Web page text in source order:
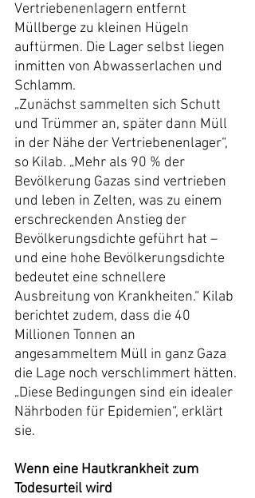
Vertriebenenlagern entfernt
Müllberge zu kleinen Hügeln
auftürmen. Die Lager selbst liegen
inmitten von Abwasserlachen und
Schlamm.
„Zunächst sammelten sich Schutt
und Trümmer an, später dann Müll
in der Nähe der Vertriebenenlager“,
so Kilab. „Mehr als 90 % der
Bevölkerung Gazas sind vertrieben
und leben in Zelten, was zu einem
erschreckenden Anstieg der
Bevölkerungsdichte geführt hat –
und eine hohe Bevölkerungsdichte
bedeutet eine schnellere
Ausbreitung von Krankheiten.“ Kilab
berichtet zudem, dass die 40
Millionen Tonnen an
angesammeltem Müll in ganz Gaza
die Lage noch verschlimmert hätten.
„Diese Bedingungen sind ein idealer
Nährboden für Epidemien“, erklärt
sie.
Wenn eine Hautkrankheit zum
Todesurteil wird